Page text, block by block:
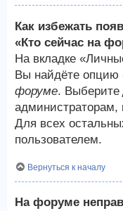
Как избежать
«Кто сейчас на
На вкладке
Вы найдёте опцию
форуме. Выберите
Для всех
пользователем.
Вернуться к началу
На форуме